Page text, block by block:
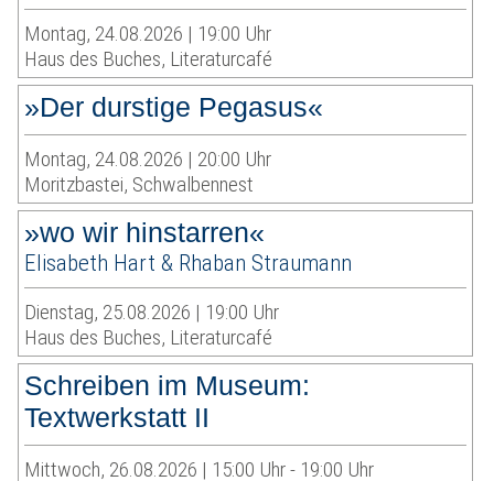
Montag, 24.08.2026 | 19:00 Uhr
Haus des Buches, Literaturcafé
»Der durstige Pegasus«
Montag, 24.08.2026 | 20:00 Uhr
Moritzbastei, Schwalbennest
»wo wir hinstarren«
Elisabeth Hart & Rhaban Straumann
Dienstag, 25.08.2026 | 19:00 Uhr
Haus des Buches, Literaturcafé
Schreiben im Museum:
Textwerkstatt II
Mittwoch, 26.08.2026 | 15:00 Uhr - 19:00 Uhr